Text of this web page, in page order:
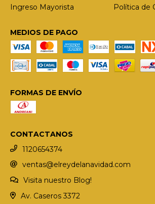
Ingreso Mayorista Política de
MEDIOS DE PAGO
FORMAS DE ENVÍO
CONTACTANOS
1120654374
ventas@elreydelanavidad.com
Visita nuestro Blog!
Av. Caseros 3372